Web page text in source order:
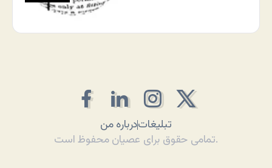
درباره منتبلیغات
تمامی حقوق برای عصیان محفوظ است.